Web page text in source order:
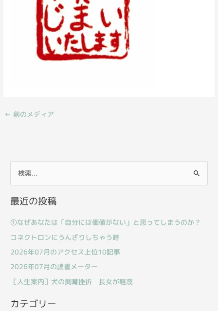
← 前のメディア
索
対
:
最近の投稿
①なぜあなたは「自分には価値がない」と思ってしまうのか？
コネクトロンにうんざりしちゃう時
2026年07月のアクセス上位10記事
2026年07月の読書メーター
［人生案内］犬の飼育挫折 長女が軽蔑
カテゴリー